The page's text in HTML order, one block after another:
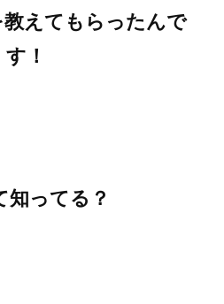
えてもらったんで
す！
知ってる？